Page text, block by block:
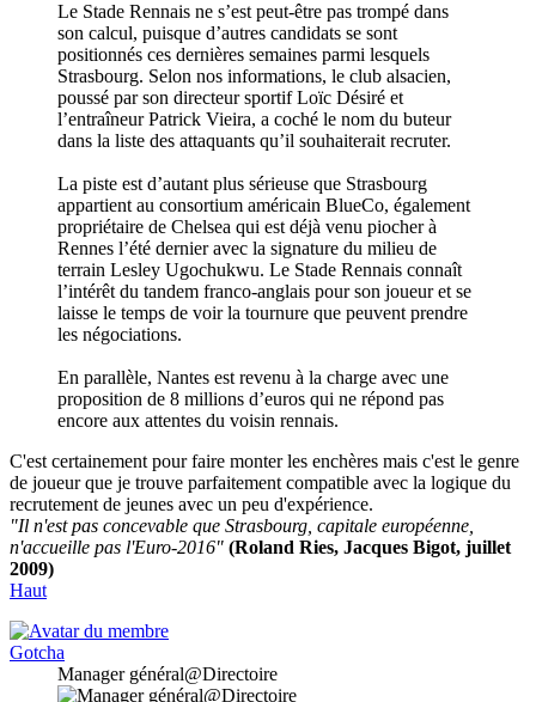
Le Stade Rennais ne s’est peut-être pas trompé dans
son calcul, puisque d’autres candidats se sont
positionnés ces dernières semaines parmi lesquels
Strasbourg. Selon nos informations, le club alsacien,
poussé par son directeur sportif Loïc Désiré et
l’entraîneur Patrick Vieira, a coché le nom du buteur
dans la liste des attaquants qu’il souhaiterait recruter.
La piste est d’autant plus sérieuse que Strasbourg
appartient au consortium américain BlueCo, également
propriétaire de Chelsea qui est déjà venu piocher à
Rennes l’été dernier avec la signature du milieu de
terrain Lesley Ugochukwu. Le Stade Rennais connaît
l’intérêt du tandem franco-anglais pour son joueur et se
laisse le temps de voir la tournure que peuvent prendre
les négociations.
En parallèle, Nantes est revenu à la charge avec une
proposition de 8 millions d’euros qui ne répond pas
encore aux attentes du voisin rennais.
C'est certainement pour faire monter les enchères mais c'est le genre
de joueur que je trouve parfaitement compatible avec la logique du
recrutement de jeunes avec un peu d'expérience.
"Il n'est pas concevable que Strasbourg, capitale européenne,
n'accueille pas l'Euro-2016" (Roland Ries, Jacques Bigot, juillet
2009)
Haut
Gotcha
Manager général@Directoire